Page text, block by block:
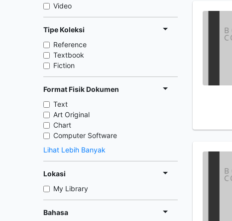
Video
Tipe Koleksi
Reference
Textbook
Fiction
Format Fisik Dokumen
Text
Art Original
Chart
Computer Software
Lihat Lebih Banyak
Lokasi
My Library
Bahasa